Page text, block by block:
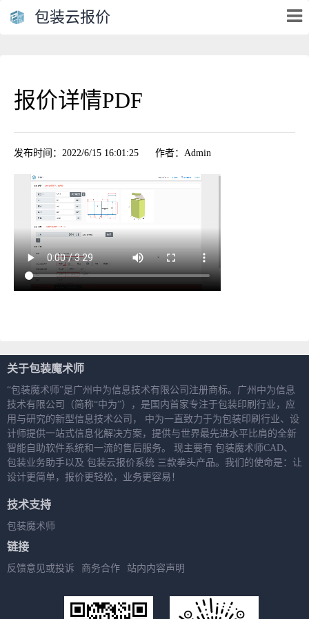
包装云报价
报价详情PDF
发布时间：2022/6/15 16:01:25 作者：Admin
关于包装魔术师
“包装魔术师”是广州中为信息技术有限公司注册商标。广州中为信息
技术有限公司（简称“中为”），是国内首家专注于包装印刷行业，应
用与研究的新型信息技术公司， 中为一直致力于为包装印刷行业、设
计师提供一站式信息化解决方案，提供与世界最先进水平比肩的全新
智能自助软件系统和一流的售后服务。 现主要有 包装魔术师CAD、
包装业务助手以及 包装云报价系统 三款拳头产品。我们的使命是：让
设计更简单，报价更轻松，业务更容易！
技术支持
包装魔术师
链接
反馈意见或投诉 商务合作 站内内容声明